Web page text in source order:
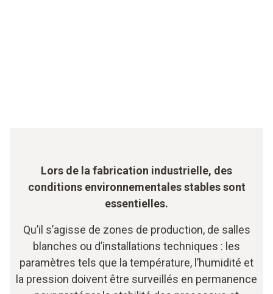
Lors de la fabrication industrielle, des
conditions environnementales stables sont
essentielles.
Qu’il s’agisse de zones de production, de salles
blanches ou d’installations techniques : les
paramètres tels que la température, l’humidité et
la pression doivent être surveillés en permanence